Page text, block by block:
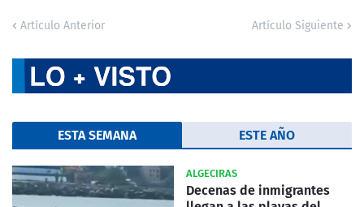
Artículo Anterior Artículo Siguiente
ESTA SEMANA ESTE AÑO
ALGECIRAS
Decenas de inmigrantes